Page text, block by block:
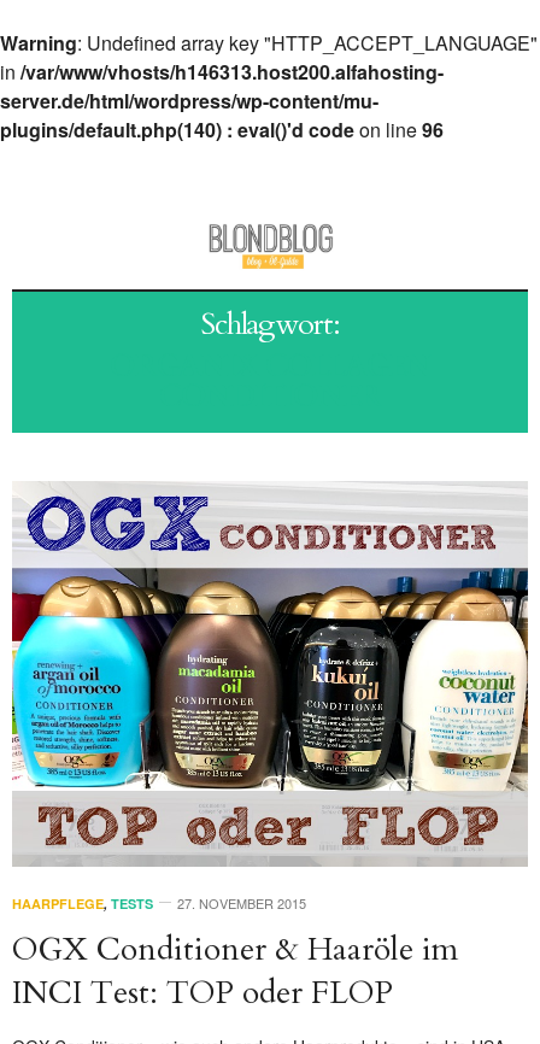
Warning: Undefined array key "HTTP_ACCEPT_LANGUAGE"
in /var/www/vhosts/h146313.host200.alfahosting-
server.de/html/wordpress/wp-content/mu-
plugins/default.php(140) : eval()'d codeon line96
Schlagwort:
HAARPFLEGE, TESTS 27. NOVEMBER 2015
OGX Conditioner & Haaröle im
INCI Test: TOP oder FLOP